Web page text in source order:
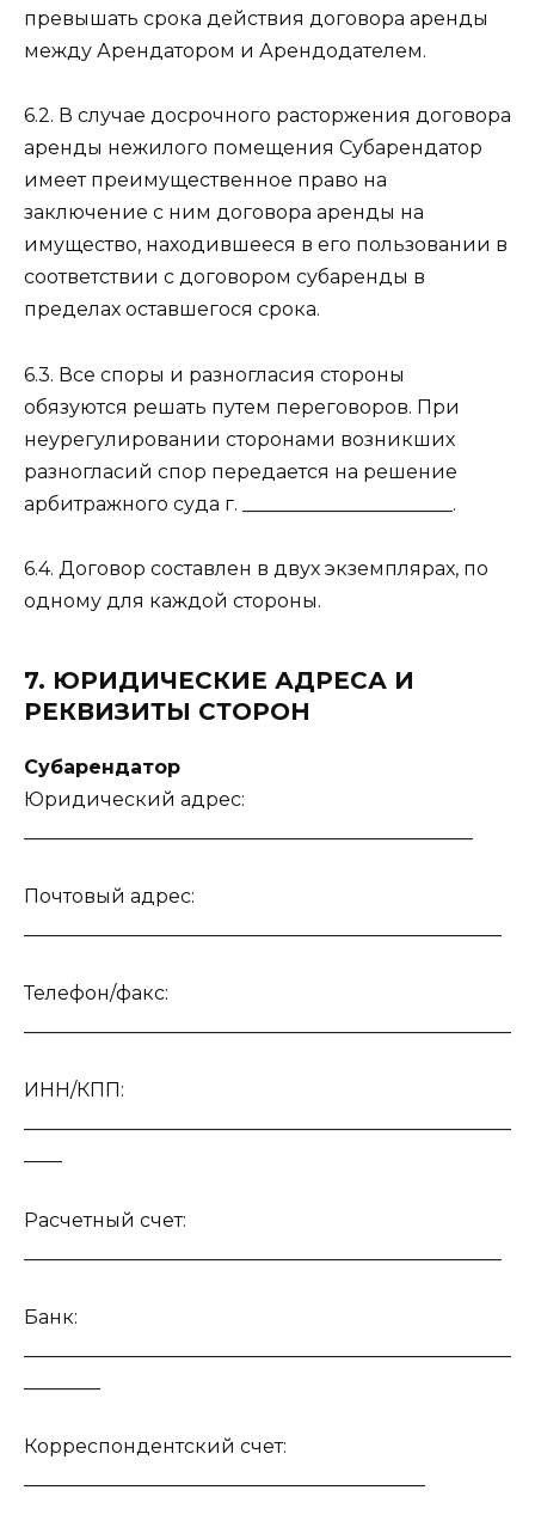
превышать срока действия договора аренды
между Арендатором и Арендодателем.
6.2. В случае досрочного расторжения договора
аренды нежилого помещения Субарендатор
имеет преимущественное право на
заключение с ним договора аренды на
имущество, находившееся в его пользовании в
соответствии с договором субаренды в
пределах оставшегося срока.
6.3. Все споры и разногласия стороны
обязуются решать путем переговоров. При
неурегулировании сторонами возникших
разногласий спор передается на решение
арбитражного суда г. ______________________.
6.4. Договор составлен в двух экземплярах, по
одному для каждой стороны.
7. ЮРИДИЧЕСКИЕ АДРЕСА И
РЕКВИЗИТЫ СТОРОН
Субарендатор
Юридический адрес:
Почтовый адрес:
Телефон/факс:
ИНН/КПП:
Расчетный счет:
Банк:
Корреспондентский счет: